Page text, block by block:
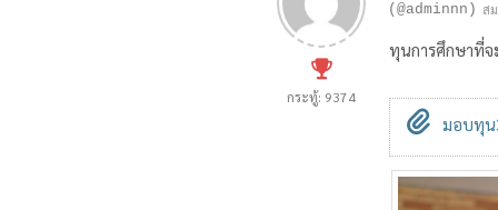
กระทู้: 9374
(@adminnn) ส
ทุนการศึกษาที่จ
มอบทุน